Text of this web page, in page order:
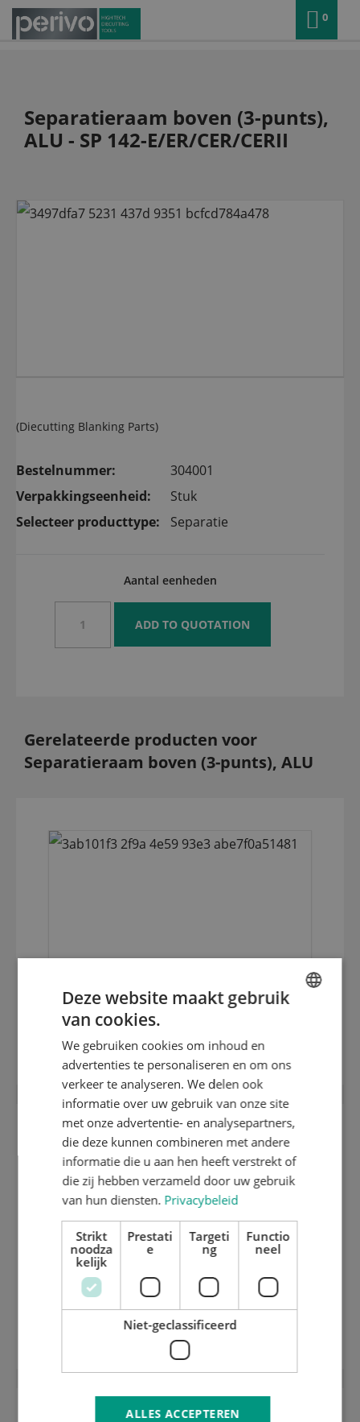
0
Separatieraam boven (3-punts),
ALU - SP 142-E/ER/CER/CERII
(Diecutting Blanking Parts)
Bestelnummer:
304001
Verpakkingseenheid:
Stuk
Selecteer producttype:
Separatie
Aantal eenheden
Gerelateerde producten voor
Separatieraam boven (3-punts), ALU
Stand stansr met fijnafstelling mm QL
incl nieuwe srp
3 mm harde stansplaat inox (HRC 50)
Deze website maakt gebruik
van cookies.
We gebruiken cookies om inhoud en
advertenties te personaliseren en om ons
verkeer te analyseren. We delen ook
informatie over uw gebruik van onze site
met onze advertentie- en analysepartners,
die deze kunnen combineren met andere
informatie die u aan hen heeft verstrekt of
die zij hebben verzameld door uw gebruik
van hun diensten. Privacybeleid
Strikt
noodza
kelijk
Prestati
e
Targeti
ng
Functio
neel
Niet-geclassificeerd
ALLES ACCEPTEREN